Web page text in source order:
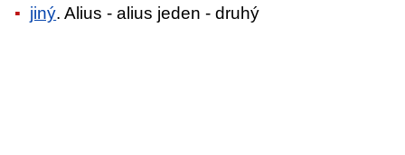
jiný. Alius - alius jeden - druhý